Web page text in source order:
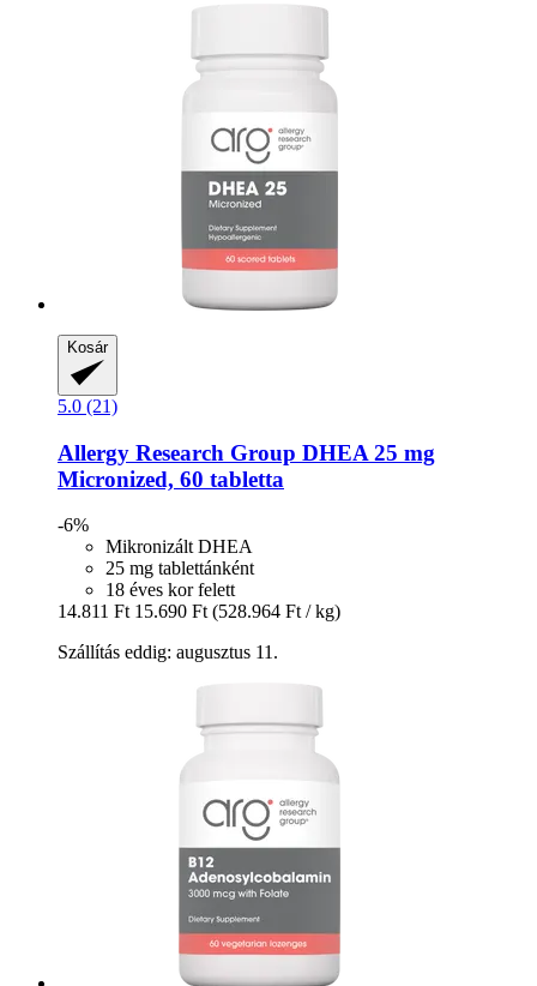
Kosár
5.0 (21)
Allergy Research Group DHEA 25 mg
Micronized, 60 tabletta
-6%
Mikronizált DHEA
25 mg tablettánként
18 éves kor felett
14.811 Ft 15.690 Ft (528.964 Ft / kg)
Szállítás eddig: augusztus 11.